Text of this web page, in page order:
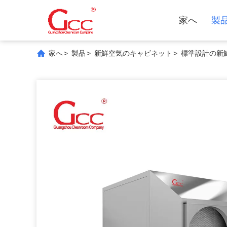
家へ 製
家へ> 製品> 新鮮空気のキャビネット > 標準設計の新